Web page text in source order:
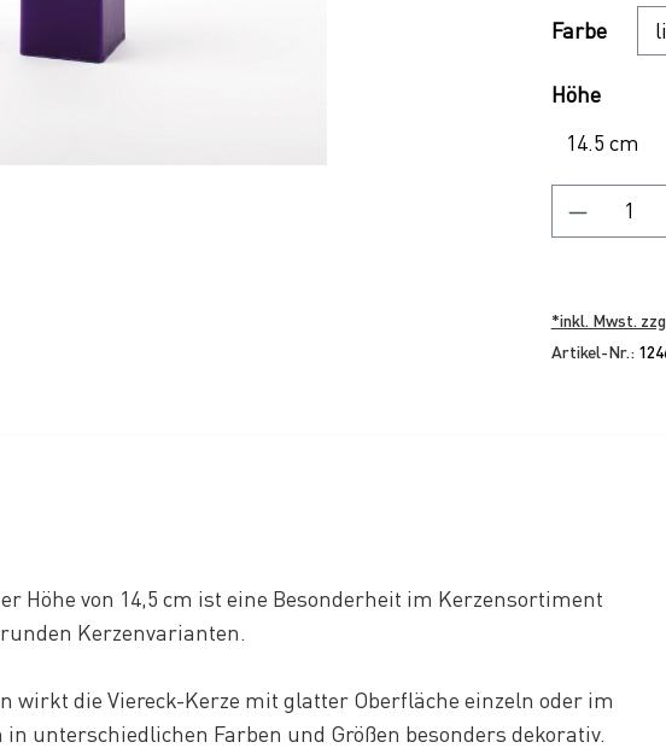
Farbe
Höhe
14.5 cm
*inkl. Mwst.
Artikel-Nr.:
Höhe von 14,5 cm ist eine Besonderheit im Kerzensortiment
Kerzenvarianten.
wirkt die Viereck-Kerze mit glatter Oberfläche einzeln oder im
unterschiedlichen Farben und Größen besonders dekorativ.